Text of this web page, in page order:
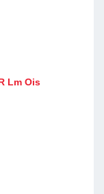
Lm Ois